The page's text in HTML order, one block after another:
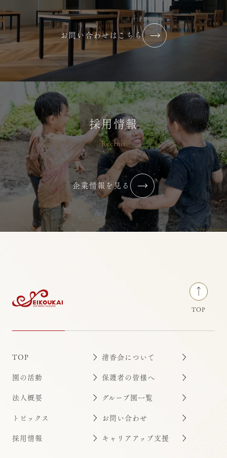
お問い合わせはこちら
採用情報
Recruit
企業情報を見る
TOP
TOP 清香会について
園の活動 保護者の皆様へ
法人概要 グループ園一覧
トピックス お問い合わせ
採用情報 キャリアアップ支援